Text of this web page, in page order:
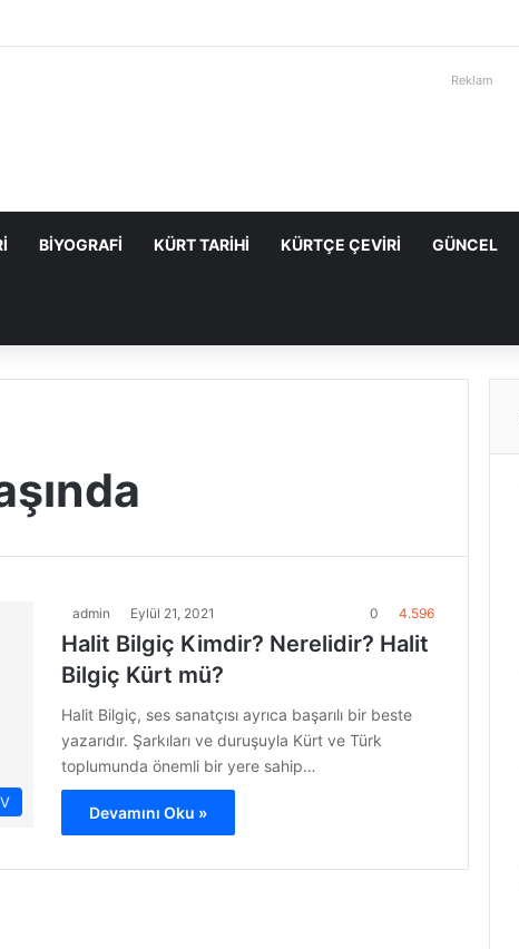
Reklam
BIYOGRAFI KÜRT TARIHI KÜRTÇE ÇEVIRI GÜNCEL
admin Eylül 21, 2021 0 4.596
Halit Bilgiç Kimdir? Nerelidir? Halit
Bilgiç Kürt mü?
Halit Bilgiç, ses sanatçısı ayrıca başarılı bir beste
yazarıdır. Şarkıları ve duruşuyla Kürt ve Türk
toplumunda önemli bir yere sahip…
Devamını Oku »